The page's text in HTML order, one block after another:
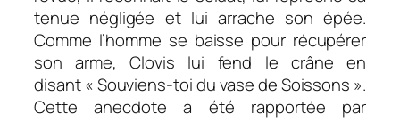
tenue négligée et lui arrache son épée.
Comme l’homme se baisse pour récupérer
son arme, Clovis lui fend le crâne en
disant « Souviens-toi du vase de Soissons ».
Cette anecdote a été rapportée par